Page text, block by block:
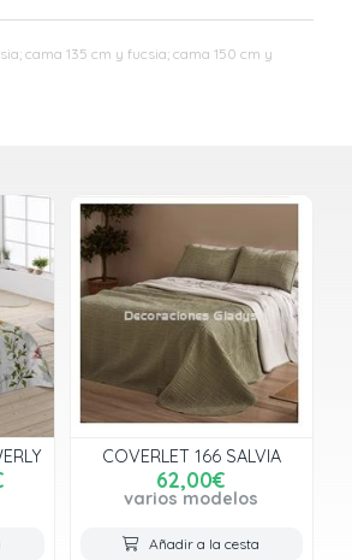
cama 135 cm y fucsia; cama 150 cm y
COVERLET 166 SALVIA
62,00€
varios modelos
Añadir a la cesta